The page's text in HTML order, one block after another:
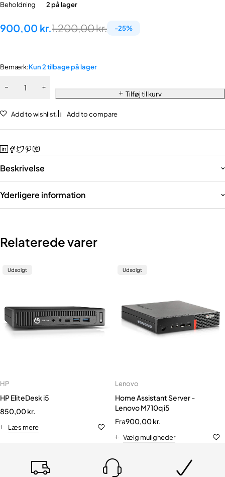
Beholdning
2 på lager
1.200,00kr.
900,00 kr. -25%
Bemærk:Kun 2 tilbage på lager
Tilføj til kurv
Add to wishlist Add to compare
Beskrivelse
Yderligere information
Relaterede varer
Udsolgt
HP
HP EliteDesk i5
850,00kr.
Læs mere
Udsolgt
Lenovo
Home Assistant Server -
Lenovo M710q i5
Fra900,00kr.
Vælg muligheder